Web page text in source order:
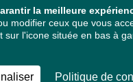
la meilleure
modifier ceux que vous
l'icone située en bas à
Politique de